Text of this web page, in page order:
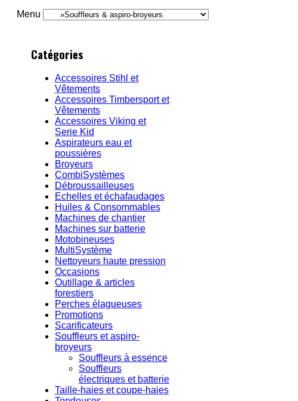
Menu
Catégories
Accessoires Stihl et
Vêtements
Accessoires Timbersport et
Vêtements
Accessoires Viking et
Serie Kid
Aspirateurs eau et
poussières
Broyeurs
CombiSystèmes
Débroussailleuses
Echelles et échafaudages
Huiles & Consommables
Machines de chantier
Machines sur batterie
Motobineuses
MultiSystème
Nettoyeurs haute pression
Occasions
Outillage & articles
forestiers
Perches élagueuses
Promotions
Scarificateurs
Souffleurs et aspiro-
broyeurs
Souffleurs à essence
Souffleurs
électriques et batterie
Taille-haies et coupe-haies